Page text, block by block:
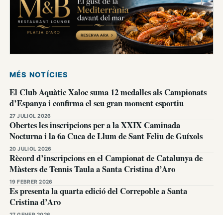
MÉS NOTÍCIES
El Club Aquàtic Xaloc suma 12 medalles als Campionats
d’Espanya i confirma el seu gran moment esportiu
27 JULIOL 2026
Obertes les inscripcions per a la XXIX Caminada
Nocturna i la 6a Cuca de Llum de Sant Feliu de Guíxols
20 JULIOL 2026
Rècord d’inscripcions en el Campionat de Catalunya de
Màsters de Tennis Taula a Santa Cristina d’Aro
19 FEBRER 2026
Es presenta la quarta edició del Correpoble a Santa
Cristina d’Aro